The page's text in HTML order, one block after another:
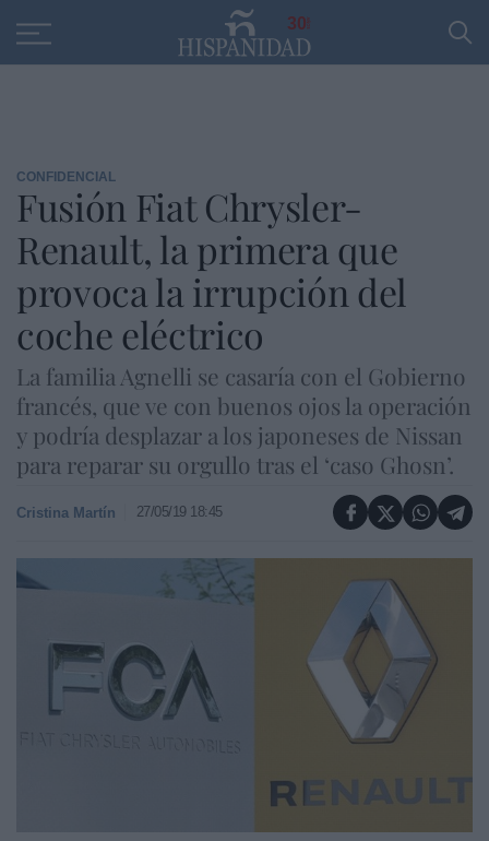
30
CONFIDENCIAL
Fusión Fiat Chrysler-
Renault, la primera que
provoca la irrupción del
coche eléctrico
La familia Agnelli se casaría con el Gobierno
francés, que ve con buenos ojos la operación
y podría desplazar a los japoneses de Nissan
para reparar su orgullo tras el ‘caso Ghosn’.
Cristina Martín 27/05/19 18:45